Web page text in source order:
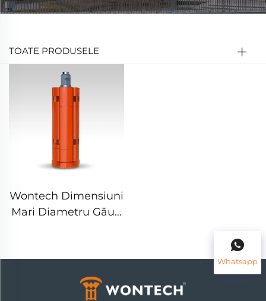
TOATE PRODUSELE
Wontech Dimensiuni
Mari Diametru Găuri
DTH Martel Bit
pentru Fundații și
Perforare de Pui
Whatsapp